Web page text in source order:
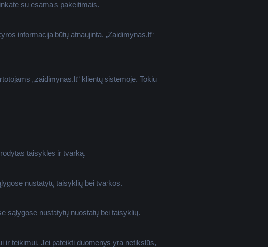
su esamais pakeitimais.
informacija būtų atnaujinta. „Zaidimynas.lt“
„zaidimynas.lt“ klientų sistemoje. Tokiu
taisykles ir tvarką.
nustatytų taisyklių bei tvarkos.
sąlygose nustatytų nuostatų bei taisyklių.
ir teikimui. Jei pateikti duomenys yra netikslūs,